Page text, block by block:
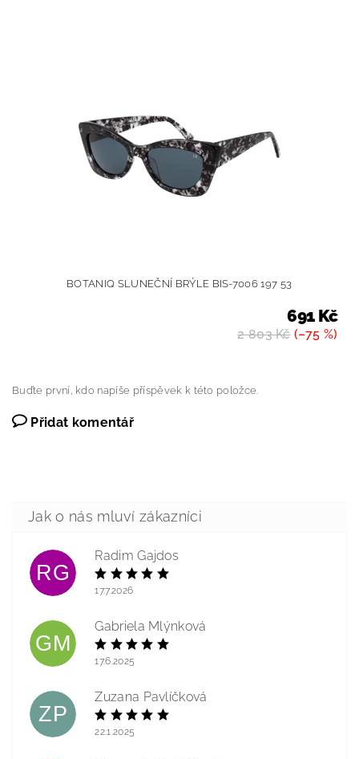
BOTANIQ SLUNEČNÍ BRÝLE BIS-7006 197 53
2 803 Kč(–75 %)
691 Kč
Buďte první, kdo napíše příspěvek k této položce.
Přidat komentář
RG
Radim Gajdos
17.7.2026
GM
Gabriela Mlýnková
17.6.2025
ZP
Zuzana Pavlíčková
22.1.2025